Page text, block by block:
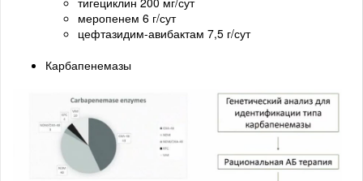
меропенем 6 г/сут
цефтазидим-авибактам 7,5 г/сут
Карбапенемазы